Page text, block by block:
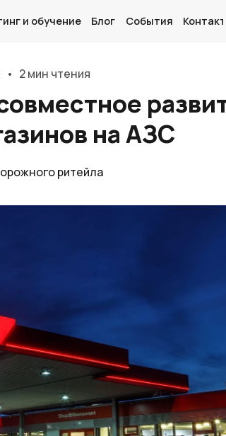
нас
АЗС мира
и обучение Блог События
• 2 мин чтения
на АЗС
ритейла